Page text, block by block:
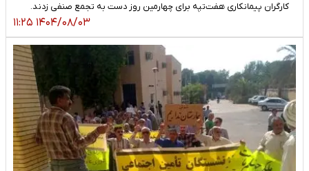
کارگران پیمانکاری هفت‌تپه برای چهارمین روز دست به تجمع صنفی زدند.
۱۴۰۴/۰۸/۰۳ ۱۱:۲۵